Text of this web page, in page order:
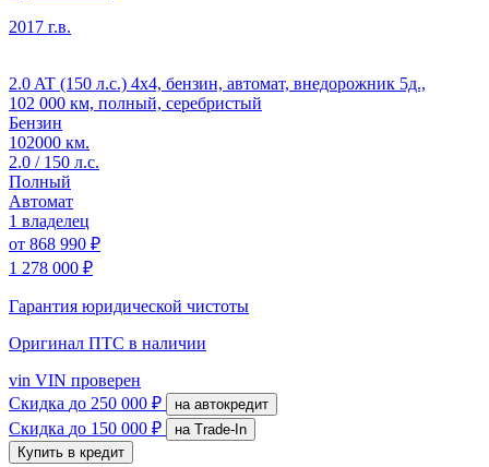
2017 г.в.
2.0 AT (150 л.с.) 4x4, бензин, автомат, внедорожник 5д.,
102 000 км, полный, серебристый
Бензин
102000 км.
2.0 / 150 л.с.
Полный
Автомат
1 владелец
от 868 990 ₽
1 278 000 ₽
Гарантия юридической чистоты
Оригинал ПТС в наличии
vin VIN проверен
Скидка до 250 000 ₽ на автокредит
Скидка до 150 000 ₽
на Trade-In
Купить в кредит